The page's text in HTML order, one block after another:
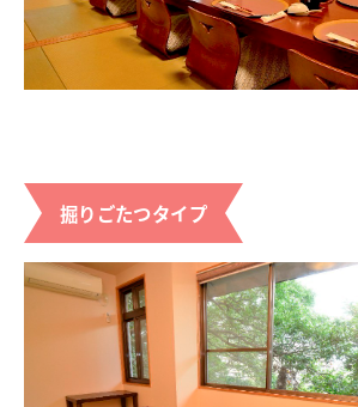
掘りごたつタイプ